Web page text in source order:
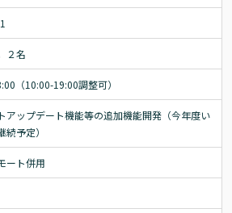
２名
（10:00-19:00調整可）
アップデート機能等の追加機能開発（今年度い
続予定）
ート併用